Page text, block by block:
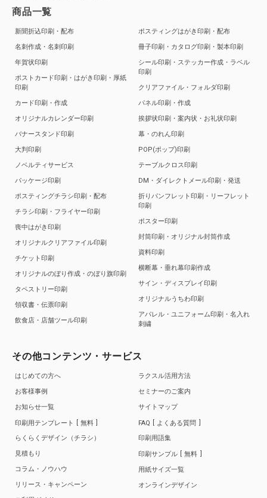
商品一覧
新聞折込印刷・配布
名刺作成・名刺印刷
年賀状印刷
ポストカード印刷・はがき印刷・厚紙
印刷
カード印刷・作成
オリジナルカレンダー印刷
バナースタンド印刷
大判印刷
ノベルティサービス
パッケージ印刷
ポスティングチラシ印刷・配布
チラシ印刷・フライヤー印刷
喪中はがき印刷
オリジナルクリアファイル印刷
チケット印刷
オリジナルのぼり作成・のぼり旗印刷
タペストリー印刷
領収書・伝票印刷
飲食店・店舗ツール印刷
ポスティングはがき印刷・配布
冊子印刷・カタログ印刷・製本印刷
シール印刷・ステッカー作成・ラベル
印刷
クリアファイル・フォルダ印刷
パネル印刷・作成
挨拶状印刷・案内状・お礼状印刷
幕・のれん印刷
POP(ポップ)印刷
テーブルクロス印刷
DM・ダイレクトメール印刷・発送
折りパンフレット印刷・リーフレット
印刷
ポスター印刷
封筒印刷・オリジナル封筒作成
資料印刷
横断幕・垂れ幕印刷作成
サイン・ディスプレイ印刷
オリジナルうちわ印刷
アパレル・ユニフォーム印刷・名入れ
刺繍
その他コンテンツ・サービス
はじめての方へ
お客様事例
お知らせ一覧
印刷用テンプレート
無料
らくらくデザイン（チラシ）
見積もり
コラム・ノウハウ
リリース・キャンペーン
ラクスル活用方法
セミナーのご案内
サイトマップ
FAQ
よくある質問
印刷用語集
印刷サンプル
無料
用紙サイズ一覧
オンラインデザイン